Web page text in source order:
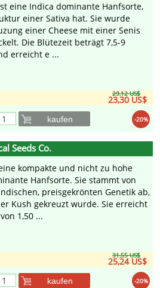
eine Indica dominante Hanfsorte,
einer Sativa hat. Sie wurde
einer Cheese mit einer Senis
Die Blütezeit beträgt 7,5-9
erreicht e ...
29,12 US$
23,30 US$
-20%
kaufen
Seeds Co.
kompakte und nicht zu hohe
Hanfsorte. Sie stammt von
preisgekrönten Genetik ab,
Kush gekreuzt wurde. Sie erreicht
1,50 ...
31,55 US$
25,24 US$
-20%
kaufen